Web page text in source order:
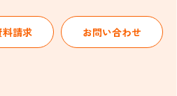
料請求 お問い合わせ